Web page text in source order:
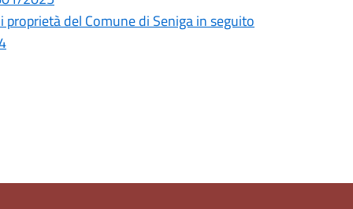
del Comune di Seniga in seguito